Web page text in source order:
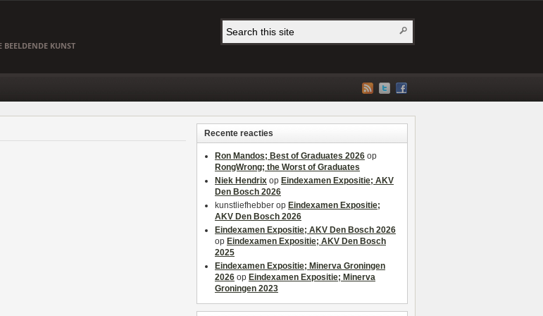
KUNST
Recente reacties
Ron Mandos; Best of Graduates 2026 op
RongWrong; the Worst of Graduates
Niek Hendrix op Eindexamen Expositie; AKV
Den Bosch 2026
kunstliefhebber op Eindexamen Expositie;
AKV Den Bosch 2026
Eindexamen Expositie; AKV Den Bosch 2026
op Eindexamen Expositie; AKV Den Bosch
2025
Eindexamen Expositie; Minerva Groningen
2026 op Eindexamen Expositie; Minerva
Groningen 2023